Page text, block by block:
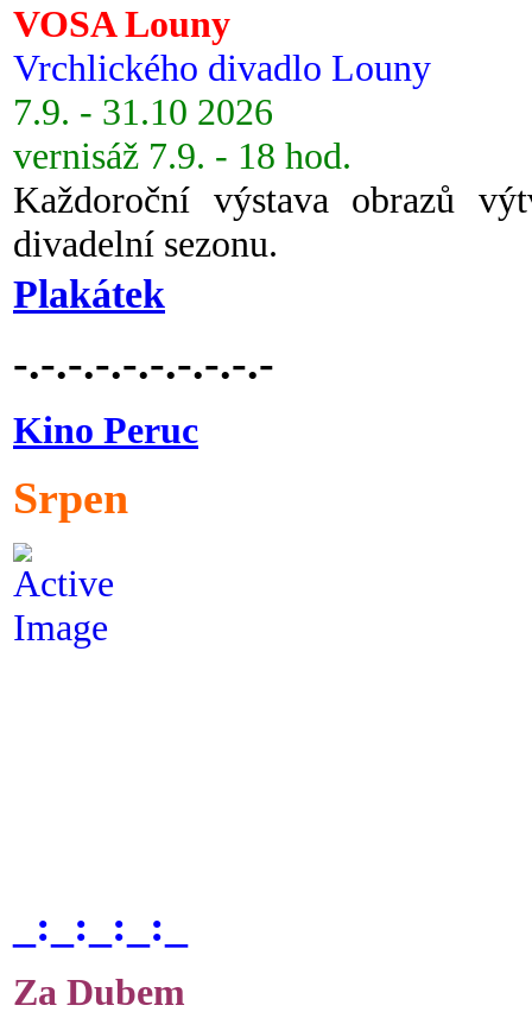
VOSA Louny
Vrchlického divadlo Louny
7.9. - 31.10 2026
vernisáž 7.9. - 18 hod.
Každoroční výstava obrazů
divadelní sezonu.
Plakátek
-.-.-.-.-.-.-.-.-.-
Kino Peruc
Srpen
_:_:_:_:_
Za Dubem